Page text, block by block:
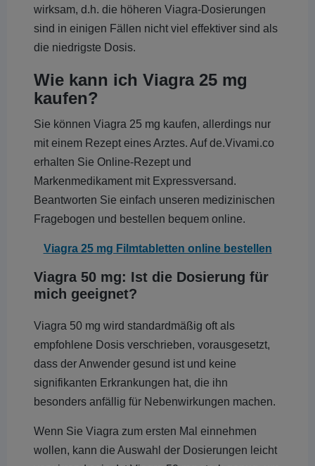
wirksam, d.h. die höheren Viagra-Dosierungen
sind in einigen Fällen nicht viel effektiver sind als
die niedrigste Dosis.
Wie kann ich Viagra 25 mg
kaufen?
Sie können Viagra 25 mg kaufen, allerdings nur
mit einem Rezept eines Arztes. Auf de.Vivami.co
erhalten Sie Online-Rezept und
Markenmedikament mit Expressversand.
Beantworten Sie einfach unseren medizinischen
Fragebogen und bestellen bequem online.
Viagra 25 mg Filmtabletten online bestellen
Viagra 50 mg: Ist die Dosierung für
mich geeignet?
Viagra 50 mg wird standardmäßig oft als
empfohlene Dosis verschrieben, vorausgesetzt,
dass der Anwender gesund ist und keine
signifikanten Erkrankungen hat, die ihn
besonders anfällig für Nebenwirkungen machen.
Wenn Sie Viagra zum ersten Mal einnehmen
wollen, kann die Auswahl der Dosierungen leicht